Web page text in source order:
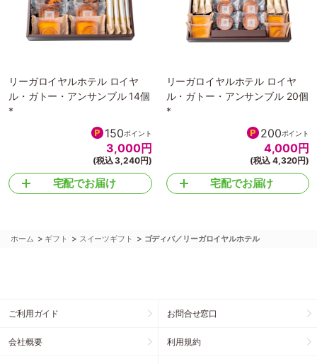
リーガロイヤルホテル ロイヤ
ル・ガトー・アンサンブル 14個
*
150ポイント
3,000円
(税込 3,240円)
宅配でお届け
リーガロイヤルホテル ロイヤ
ル・ガトー・アンサンブル 20個
*
200ポイント
4,000円
(税込 4,320円)
宅配でお届け
ホーム > ギフト > スイーツギフト > ゴディバ／リーガロイヤルホテル
ご利用ガイド お問合せ窓口
会社概要 利用規約